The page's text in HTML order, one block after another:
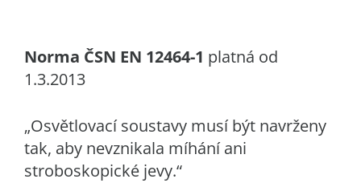
Norma ČSN EN 12464-1 platná od
1.3.2013
„Osvětlovací soustavy musí být navrženy
tak, aby nevznikala míhání ani
stroboskopické jevy.“